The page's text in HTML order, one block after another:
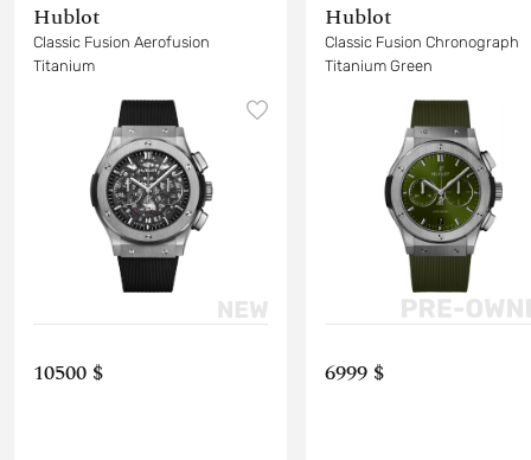
Hublot
Classic Fusion Aerofusion
Titanium
10500 $
Hublot
Classic Fusion Chronograph
Titanium Green
6999 $